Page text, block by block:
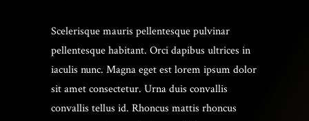
Scelerisque mauris pellentesque pulvinar
pellentesque habitant. Orci dapibus ultrices in
iaculis nunc. Magna eget est lorem ipsum dolor
sit amet consectetur. Urna duis convallis
convallis tellus id. Rhoncus mattis rhoncus